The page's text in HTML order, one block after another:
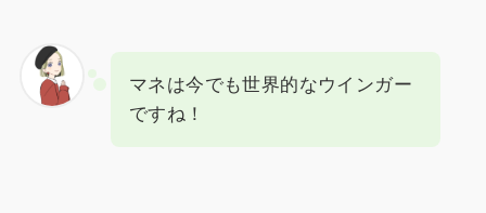
マネは今でも世界的なウインガー
ですね！